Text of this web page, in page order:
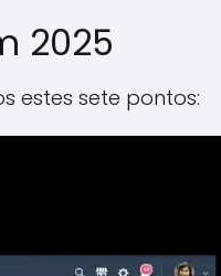
2025
estes sete pontos: